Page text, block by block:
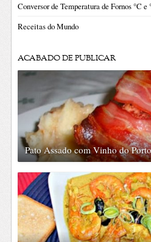
Conversor de Temperatura de Fornos °C e
Receitas do Mundo
ACABADO DE PUBLICAR
Pato Assado com Vinho do Porto